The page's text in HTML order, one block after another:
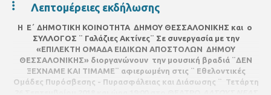
Λεπτομέρειες εκδήλωσης
Η Ε΄ ΔΗΜΟΤΙΚΗ ΚΟΙΝΟΤΗΤΑ ΔΗΜΟΥ ΘΕΣΣΑΛΟΝΙΚΗΣ και ο
ΣΥΛΛΟΓΟΣ ¨ Γαλάζιες Ακτίνες¨ Σε συνεργασία με την
«ΕΠΙΛΕΚΤΗ ΟΜΑΔΑ ΕΙΔΙΚΩΝ ΑΠΟΣΤΟΛΩΝ ΔΗΜΟΥ
ΘΕΣΣΑΛΟΝΙΚΗΣ» διοργανώνουν την μουσική βραδιά ¨ΔΕΝ
ΞΕΧΝΑΜΕ ΚΑΙ ΤΙΜΑΜΕ¨ αφιερωμένη στις ¨ Εθελοντικές
Ομάδες Πυρόσβεσης - Πυρασφάλειας και Διάσωσης ¨ Τετάρτη